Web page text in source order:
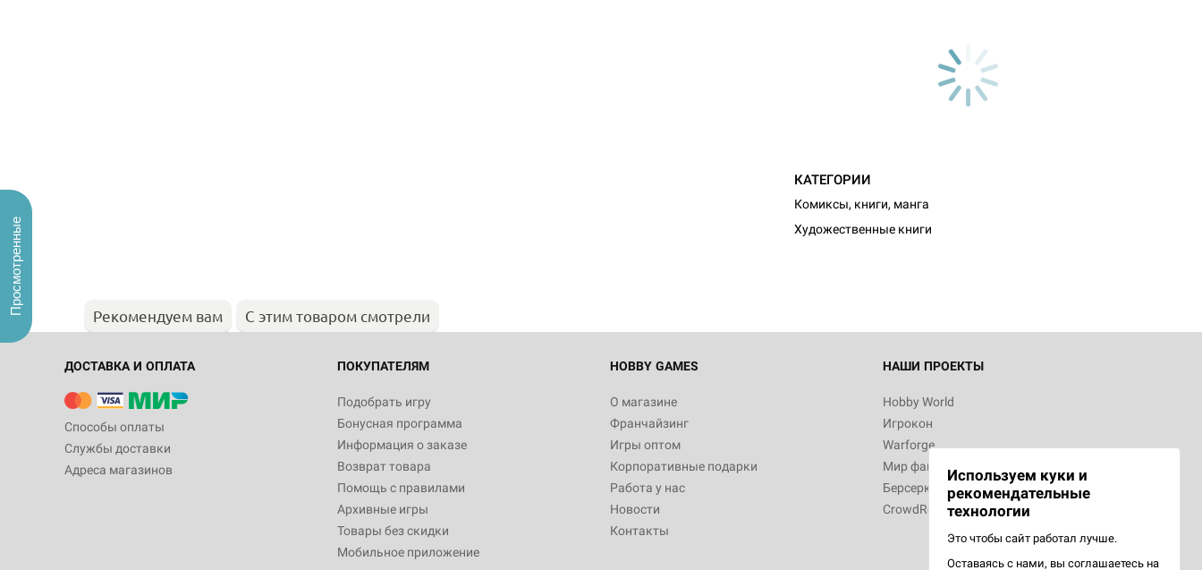
КАТЕГОРИИ
Комиксы, книги, манга
Художественные книги
Рекомендуем вам С этим товаром смотрели
ДОСТАВКА И ОПЛАТА
Способы оплаты
Службы доставки
Адреса магазинов
ПОКУПАТЕЛЯМ
Подобрать игру
Бонусная программа
Информация о заказе
Возврат товара
Помощь с правилами
Архивные игры
Товары без скидки
Мобильное приложение
HOBBY GAMES
О магазине
Франчайзинг
Игры оптом
Корпоративные подарки
Работа у нас
Новости
Контакты
НАШИ ПРОЕКТЫ
Hobby World
Игрокон
Warforge
Мир фантастики
Берсерк
CrowdRepublic
Используем куки и
рекомендательные
технологии
Это чтобы сайт работал лучше.
Оставаясь с нами, вы соглашаетесь на
Просмотренные
Настольная игра Hobby World Монстры
Белая смерть
12 990
Настольная игра Hobby World Берсерк.
3 490